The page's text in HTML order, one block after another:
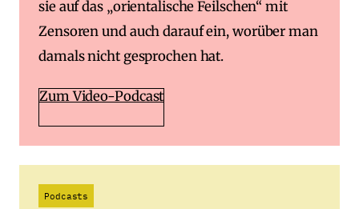
sie auf das „orientalische Feilschen“ mit
Zensoren und auch darauf ein, worüber man
damals nicht gesprochen hat.
Zum Video-Podcast
Podcasts